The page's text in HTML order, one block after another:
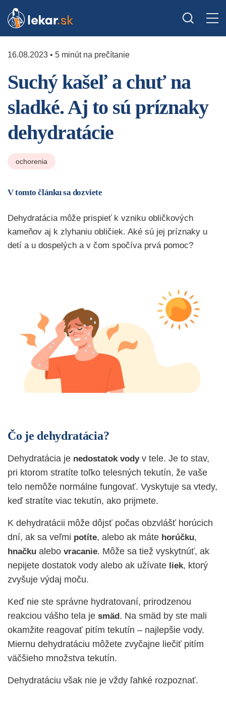
16.08.2023 • 5 minút na prečítanie
Suchý kašeľ a chuť na
sladké. Aj to sú príznaky
dehydratácie
ochorenia
V tomto článku sa dozviete
Dehydratácia môže prispieť k vzniku obličkových
kameňov aj k zlyhaniu obličiek. Aké sú jej príznaky u
detí a u dospelých a v čom spočíva prvá pomoc?
Čo je dehydratácia?
Dehydratácia je nedostatok vodyv tele. Je to stav,
pri ktorom stratíte toľko telesných tekutín, že vaše
telo nemôže normálne fungovať. Vyskytuje sa vtedy,
keď stratíte viac tekutín, ako prijmete.
K dehydratácii môže dôjsť počas obzvlášť horúcich
dní, ak sa veľmi potíte, alebo ak máte horúčku,
hnačku alebo vracanie. Môže sa tiež vyskytnúť, ak
nepijete dostatok vody alebo ak užívate liek, ktorý
zvyšuje výdaj moču.
Keď nie ste správne hydratovaní, prirodzenou
reakciou vášho tela je smäd. Na smäd by ste mali
okamžite reagovať pitím tekutín – najlepšie vody.
Miernu dehydratáciu môžete zvyčajne liečiť pitím
väčšieho množstva tekutín.
Dehydratáciu však nie je vždy ľahké rozpoznať.